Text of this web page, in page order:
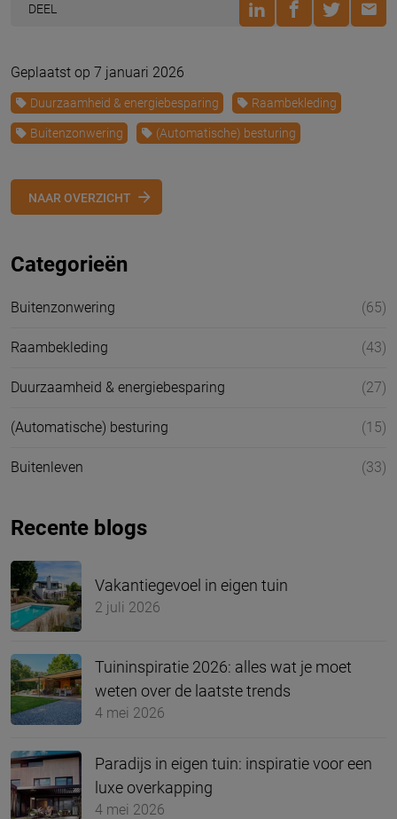
DEEL
Geplaatst op 7 januari 2026
Duurzaamheid & energiebesparing Raambekleding
Buitenzonwering (Automatische) besturing
NAAR OVERZICHT
Categorieën
Buitenzonwering (65)
Raambekleding (43)
Duurzaamheid & energiebesparing (27)
(Automatische) besturing (15)
Buitenleven (33)
Recente blogs
Vakantiegevoel in eigen tuin
2 juli 2026
Tuininspiratie 2026: alles wat je moet
weten over de laatste trends
4 mei 2026
Paradijs in eigen tuin: inspiratie voor een
luxe overkapping
4 mei 2026